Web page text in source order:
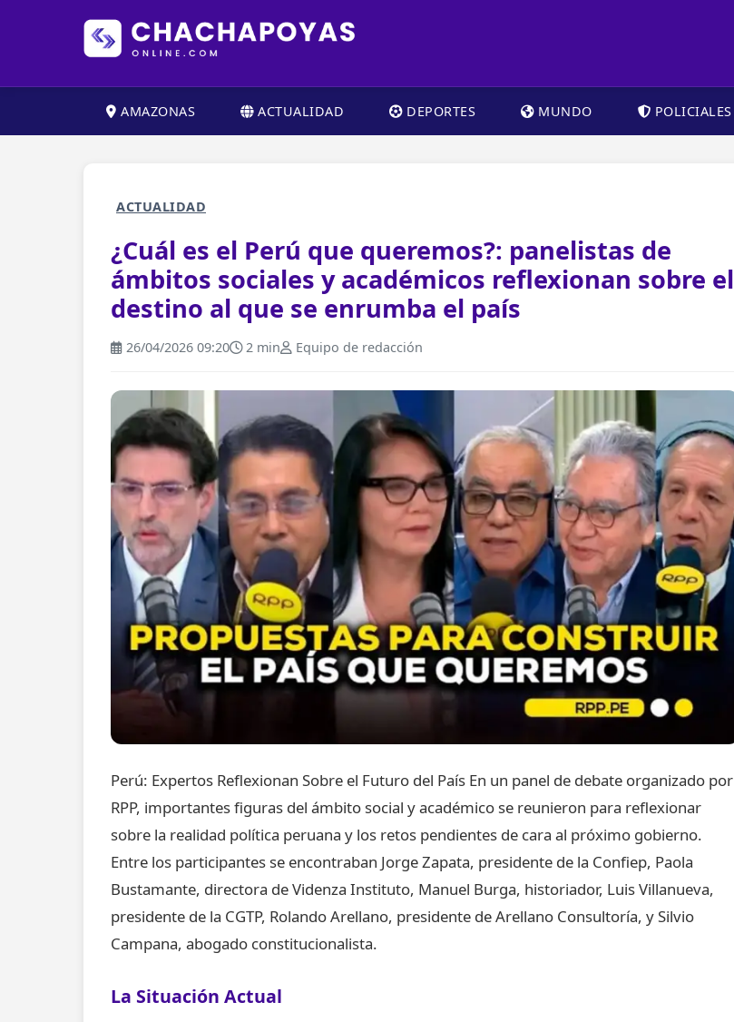
AMAZONAS ACTUALIDAD DEPORTES MUNDO POLICIALES
ACTUALIDAD
¿Cuál es el Perú que queremos?: panelistas de
ámbitos sociales y académicos reflexionan sobre el
destino al que se enrumba el país
26/04/2026 09:20 2 min Equipo de redacción
Perú: Expertos Reflexionan Sobre el Futuro del País En un panel de debate organizado por
RPP, importantes figuras del ámbito social y académico se reunieron para reflexionar
sobre la realidad política peruana y los retos pendientes de cara al próximo gobierno.
Entre los participantes se encontraban Jorge Zapata, presidente de la Confiep, Paola
Bustamante, directora de Videnza Instituto, Manuel Burga, historiador, Luis Villanueva,
presidente de la CGTP, Rolando Arellano, presidente de Arellano Consultoría, y Silvio
Campana, abogado constitucionalista.
La Situación Actual